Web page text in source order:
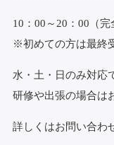
10：00～20：00（完
※初めての方は最終
水・土・日のみ対応
研修や出張の場合は
詳しくはお問い合わ